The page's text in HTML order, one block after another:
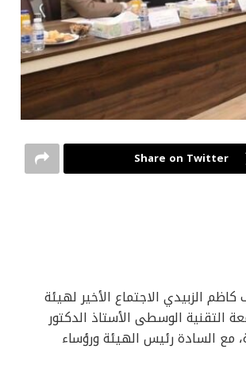
Share on Twitter
الزبيدي الاجتماع الأخير لهيئة
التقنية الوسطى الأستاذ الدكتور
مع السادة رئيس الهيئة ورؤساء